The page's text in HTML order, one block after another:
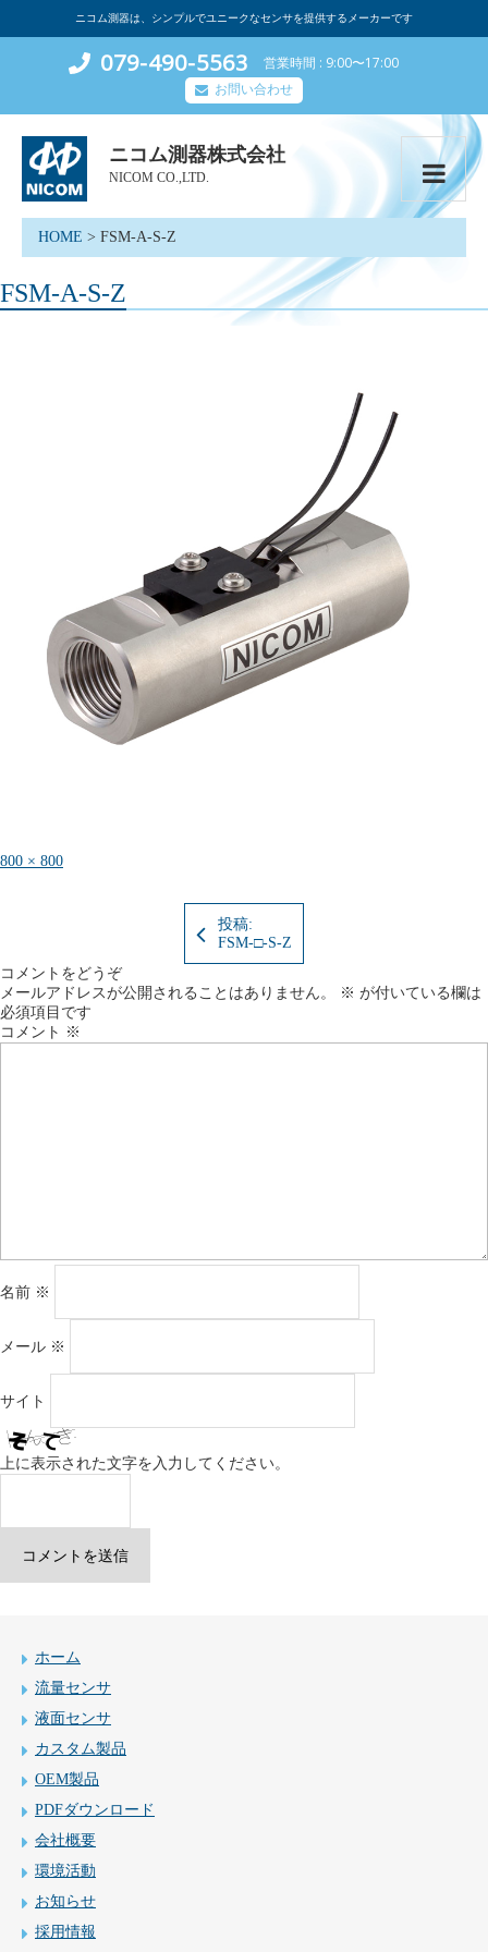
ニコム測器は、シンプルでユニークなセンサを提供するメーカーです
079-490-5563 営業時間 9:00〜17:00
お問い合わせ
ニコム測器株式会社
NICOM CO.,LTD.
HOME > FSM-A-S-Z
FSM-A-S-Z
フ
800 × 800
投稿:
FSM-□-S-Z
コメントをどうぞ
メールアドレスが公開されることはありません。
※ が付いている欄は
必須項目です
コメント ※
名前 ※
メール ※
サイト
上に表示された文字を入力してください。
ホーム
流量センサ
液面センサ
カスタム製品
OEM製品
PDFダウンロード
会社概要
環境活動
お知らせ
採用情報